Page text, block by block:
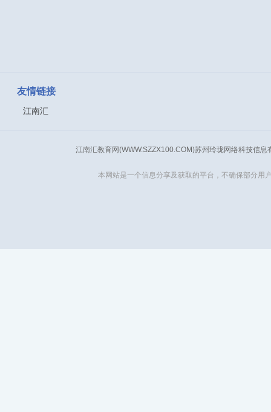
友情链接
江南汇
江南汇教育网(WWW.SZZX100.COM)苏州玲珑网络科技信
本网站是一个信息分享及获取的平台，不确保部分用